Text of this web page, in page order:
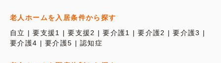
老人ホームを入居条件から探す
自立
要支援1 要支援2 要介護1 要介護2
要介護3
要介護4
要介護5 認知症